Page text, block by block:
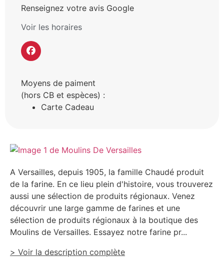
Renseignez votre avis Google
Voir les horaires
Moyens de paiment
(hors CB et espèces) :
Carte Cadeau
A Versailles, depuis 1905, la famille Chaudé produit
de la farine. En ce lieu plein d'histoire, vous trouverez
aussi une sélection de produits régionaux. Venez
découvrir une large gamme de farines et une
sélection de produits régionaux à la boutique des
Moulins de Versailles. Essayez notre farine pr...
> Voir la description complète